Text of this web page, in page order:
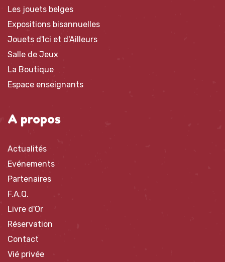
Les jouets belges
Expositions bisannuelles
Jouets d'Ici et d'Ailleurs
Salle de Jeux
La Boutique
Espace enseignants
A propos
Actualités
Evénements
Partenaires
F.A.Q.
Livre d'Or
Réservation
Contact
Vié privée